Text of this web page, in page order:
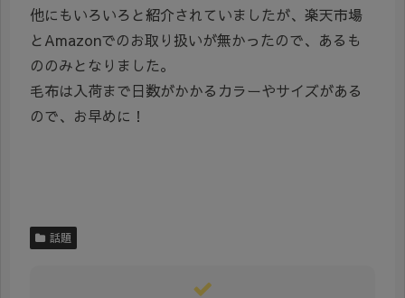
他にもいろいろと紹介されていましたが、楽天市場
とAmazonでのお取り扱いが無かったので、あるも
ののみとなりました。
毛布は入荷まで日数がかかるカラーやサイズがある
ので、お早めに！
話題